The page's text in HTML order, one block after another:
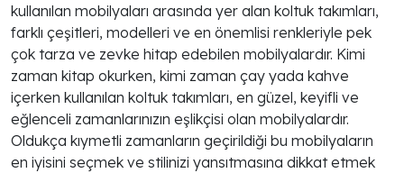
kullanılan mobilyaları arasında yer alan koltuk takımları,
farklı çeşitleri, modelleri ve en önemlisi renkleriyle pek
çok tarza ve zevke hitap edebilen mobilyalardır. Kimi
zaman kitap okurken, kimi zaman çay yada kahve
içerken kullanılan koltuk takımları, en güzel, keyifli ve
eğlenceli zamanlarınızın eşlikçisi olan mobilyalardır.
Oldukça kıymetli zamanların geçirildiği bu mobilyaların
en iyisini seçmek ve stilinizi yansıtmasına dikkat etmek